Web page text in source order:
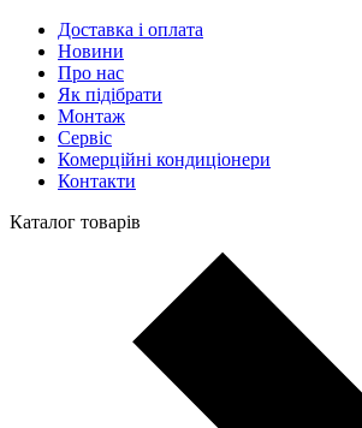
Доставка і оплата
Новини
Про нас
Як підібрати
Монтаж
Сервіс
Комерційні кондиціонери
Контакти
Каталог товарів